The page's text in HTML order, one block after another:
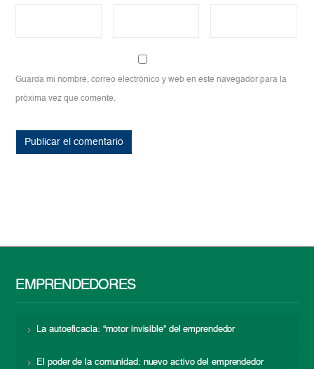
Guarda mi nombre, correo electrónico y web en este navegador para la
próxima vez que comente.
EMPRENDEDORES
La autoeficacia: “motor invisible” del emprendedor
El poder de la comunidad: nuevo activo del emprendedor